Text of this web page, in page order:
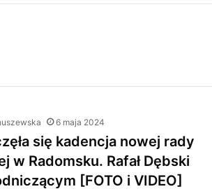
6 maja 2024
się kadencja nowej rady
w Radomsku. Rafał Dębski
[FOTO i VIDEO]